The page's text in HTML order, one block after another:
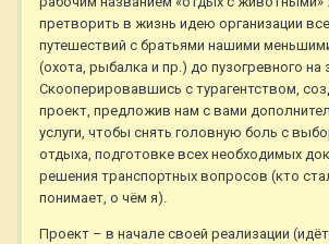
претворить в жизнь идею организации
путешествий с братьями нашими
(охота, рыбалка и пр.) до пузогревного на
Скооперировавшись с турагентством,
проект, предложив нам с вами
услуги, чтобы снять головную боль с
отдыха, подготовке всех необходимых
решения транспортных вопросов (кто
понимает, о чём я).
Проект – в начале своей реализации